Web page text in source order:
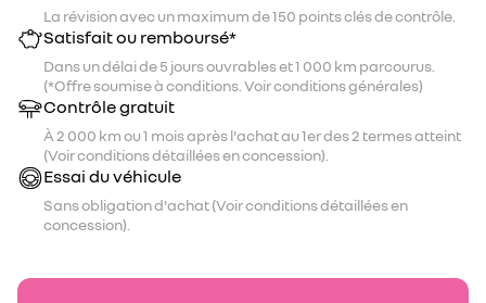
La révision avec un maximum de 150 points clés de contrôle.
Satisfait ou remboursé*
Dans un délai de 5 jours ouvrables et 1 000 km parcourus.
(*Offre soumise à conditions. Voir conditions générales)
Contrôle gratuit
À 2 000 km ou 1 mois après l'achat au 1er des 2 termes atteint
(Voir conditions détaillées en concession).
Essai du véhicule
Sans obligation d'achat (Voir conditions détaillées en
concession).